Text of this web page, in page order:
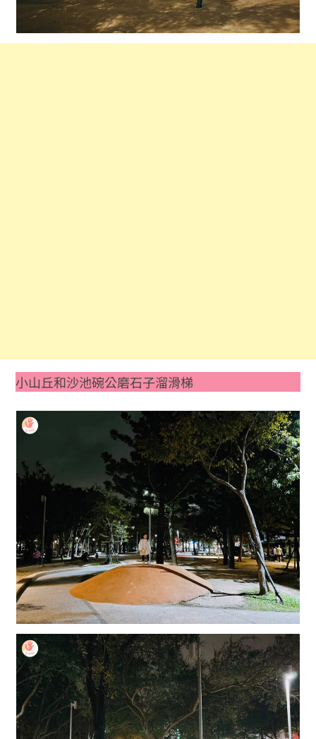
小山丘和沙池碗公磨石子溜滑梯